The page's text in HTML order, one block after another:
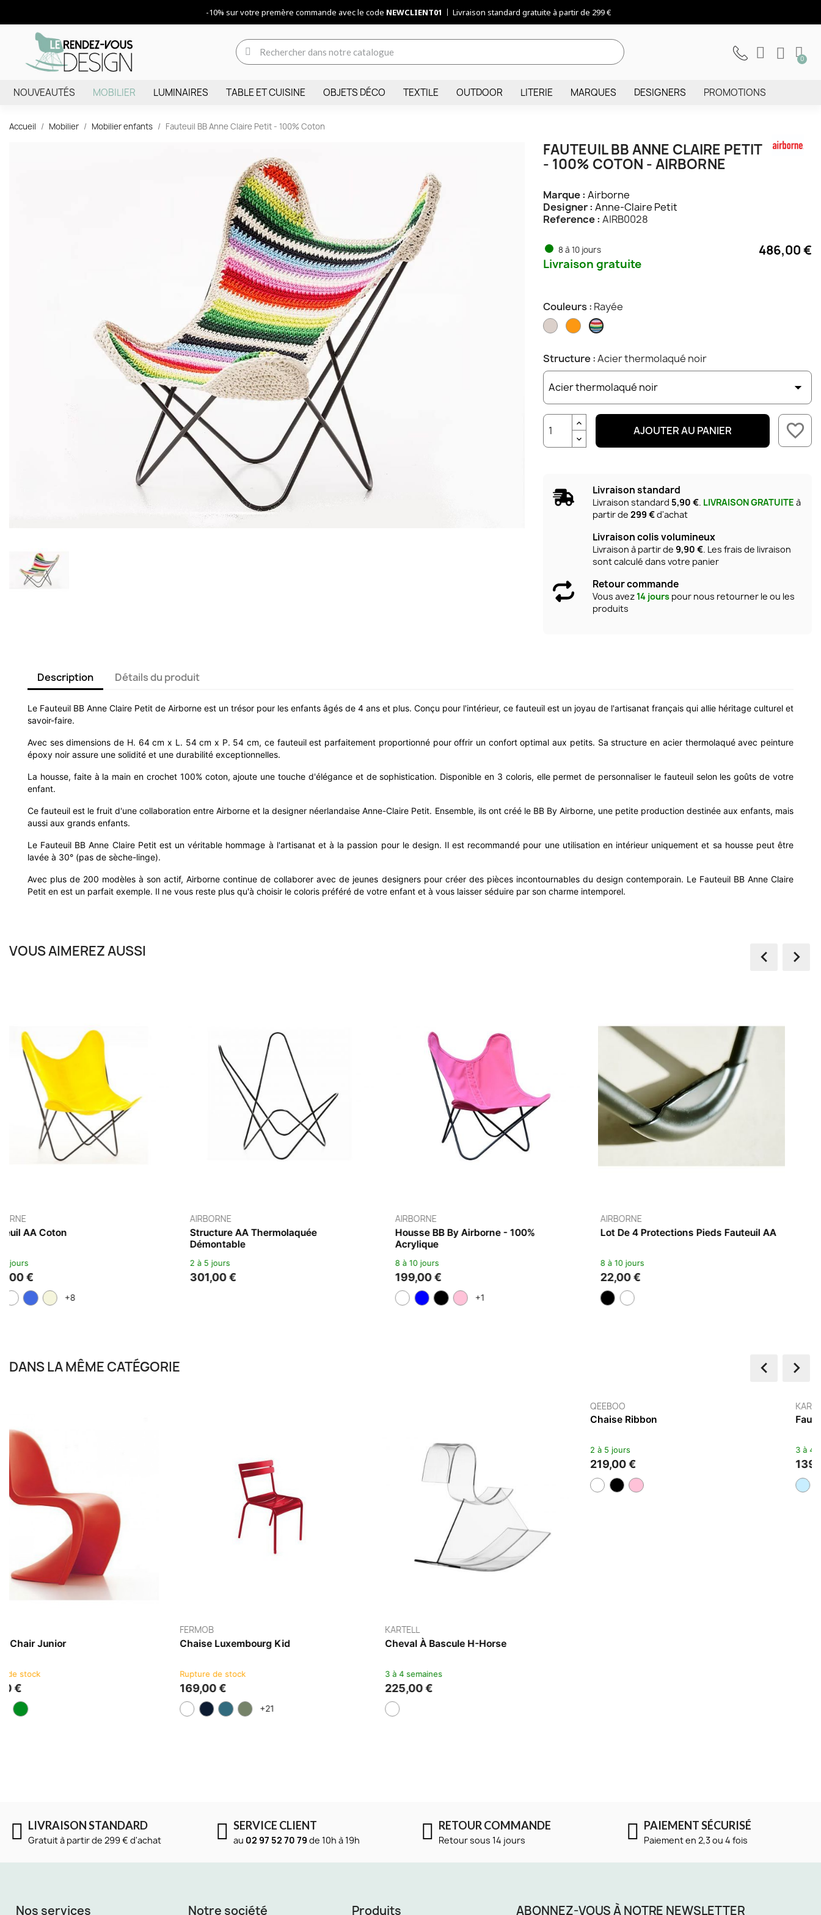
-10% sur votre premère commande avec le code NEWCLIENT01 Livraison standard gratuite à partir de 299 €
NOUVEAUTÉS MOBILIER LUMINAIRES TABLE ET CUISINE OBJETS DÉCO TEXTILE OUTDOOR LITERIE MARQUES DESIGNERS PROMOTIONS
Accueil Mobilier Mobilier enfants Fauteuil BB Anne Claire Petit - 100% Coton
FAUTEUIL BB ANNE CLAIRE PETIT
- 100% COTON - AIRBORNE
Marque : Airborne
Designer : Anne-Claire Petit
Reference : AIRB0028
8 à 10 jours 486,00 €
Livraison gratuite
Couleurs : Rayée
NaturelOrangeRayée
Structure :Acier thermolaqué noir
AJOUTER AU PANIER favorite_border
Livraison standard
Livraison standard 5,90 €. LIVRAISON GRATUITE à
partir de 299 €d'achat
Livraison colis volumineux
Livraison à partir de 9,90 €. Les frais de livraison
sont calculé dans votre panier
Retour commande
Vous avez14 jourspour nous retourner le ou les
produits
Description Détails du produit
Le Fauteuil BB Anne Claire Petit de Airborne est un trésor pour les enfants âgés de 4 ans et plus. Conçu pour l'intérieur, ce fauteuil est un joyau de l'artisanat français qui allie héritage culturel et
savoir-faire.
Avec ses dimensions de H. 64 cm x L. 54 cm x P. 54 cm, ce fauteuil est parfaitement proportionné pour offrir un confort optimal aux petits. Sa structure en acier thermolaqué avec peinture
époxy noir assure une solidité et une durabilité exceptionnelles.
La housse, faite à la main en crochet 100% coton, ajoute une touche d'élégance et de sophistication. Disponible en 3 coloris, elle permet de personnaliser le fauteuil selon les goûts de votre
enfant.
Ce fauteuil est le fruit d'une collaboration entre Airborne et la designer néerlandaise Anne-Claire Petit. Ensemble, ils ont créé le BB By Airborne, une petite production destinée aux enfants, mais
aussi aux grands enfants.
Le Fauteuil BB Anne Claire Petit est un véritable hommage à l'artisanat et à la passion pour le design. Il est recommandé pour une utilisation en intérieur uniquement et sa housse peut être
lavée à 30° (pas de sèche-linge).
Avec plus de 200 modèles à son actif, Airborne continue de collaborer avec de jeunes designers pour créer des pièces incontournables du design contemporain. Le Fauteuil BB Anne Claire
Petit en est un parfait exemple. Il ne vous reste plus qu'à choisir le coloris préféré de votre enfant et à vous laisser séduire par son charme intemporel.
VOUS AIMEREZ AUSSI
KARTELL
Fauteuil Enfant Lou Lou Ghost
3 à 4 semaines
139,00 €
398,00 €
+1
199,00 €
AIRBORNE
Fauteuil AA Coton
8 à 10 jours
594,00 €
 
DANS LA MÊME CATÉGORIE
Chaise Ribbon
2 à 5 jours
219,00 €
Fauteuil Enfant Lou Lou Ghost
3 à 4 semaines
139,00 €
Tabouret Eames Elephant - Surface
2 à 5 jours
285,00 €
 
LIVRAISON STANDARD
Gratuit à partir de 299 € d'achat
SERVICE CLIENT
au 02 97 52 70 79 de 10h à 19h
RETOUR COMMANDE
Retour sous 14 jours
PAIEMENT SÉCURISÉ
Paiement en 2,3 ou 4 fois
Nos services Notre société Produits ABONNEZ-VOUS À NOTRE NEWSLETTER